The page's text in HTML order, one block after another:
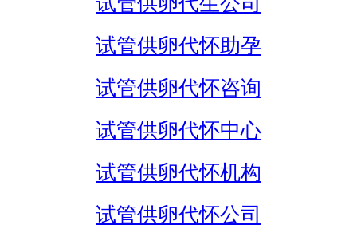
试管供卵代怀助孕
试管供卵代怀咨询
试管供卵代怀中心
试管供卵代怀机构
试管供卵代怀公司